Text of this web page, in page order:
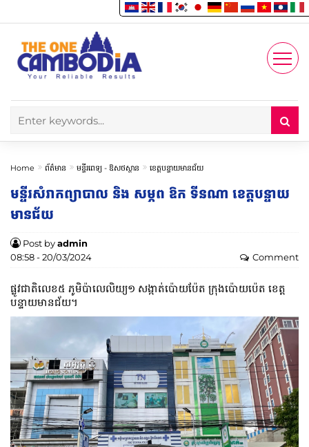
Account
Enjoy
Home ព័ត៌មាន មន្ទីរពេទ្យ -​ ឱសថស្ថាន ខេត្តបន្ទាយមានជ័យ
មន្ទីរសំរាកព្យាបាល និង សម្ភព ឱក ​ទីនណា ខេត្តបន្ទាយ
មានជ័យ
Post byadmin
08:58 - 20/03/2024
Comment
ផ្លូវជាតិលេខ៥​ ភូមិប៉ាលេលិយ្យ១ សង្កាត់ប៉ោយប៉ែត ក្រុងប៉ោយប៉េត ខេត្ត
បន្ទាយមានជ័យ។